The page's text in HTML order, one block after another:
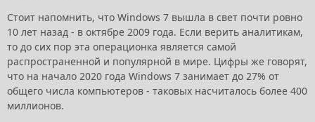
Стоит напомнить, что Windows 7 вышла в свет почти ровно
10 лет назад - в октябре 2009 года. Если верить аналитикам,
то до сих пор эта операционка является самой
распространенной и популярной в мире. Цифры же говорят,
что на начало 2020 года Windows 7 занимает до 27% от
общего числа компьютеров - таковых насчиталось более 400
миллионов.